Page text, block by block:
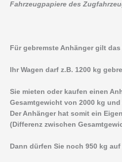
Fahrzeugpapiere des
Für gebremste Anhänger gilt das
Ihr Wagen darf z.B. 1200 kg
Sie mieten oder kaufen einen
Gesamtgewicht von 2000 kg
Der Anhänger hat somit ein
(Differenz zwischen
Dann dürfen Sie noch 950 kg